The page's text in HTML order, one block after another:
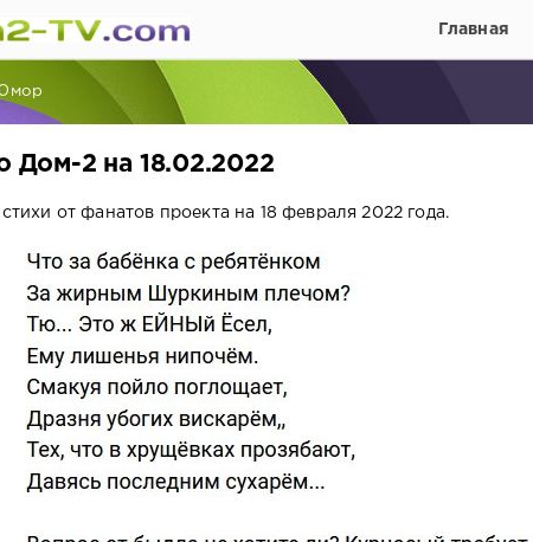
Главная
Дом-2 на 18.02.2022
от фанатов проекта на 18 февраля 2022 года.